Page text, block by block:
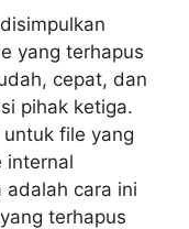
yang terhapus
cepat, dan
pihak ketiga.
file yang
internal
adalah cara ini
terhapus